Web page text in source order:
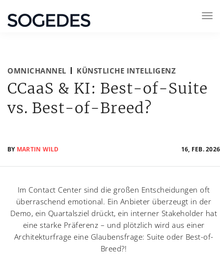
OMNICHANNEL KÜNSTLICHE INTELLIGENZ
CCaaS & KI: Best-of-Suite
vs. Best-of-Breed?
BY MARTIN WILD 16, FEB. 2026
Im Contact Center sind die großen Entscheidungen oft
überraschend emotional. Ein Anbieter überzeugt in der
Demo, ein Quartalsziel drückt, ein interner Stakeholder hat
eine starke Präferenz – und plötzlich wird aus einer
Architekturfrage eine Glaubensfrage: Suite oder Best-of-
Breed?!